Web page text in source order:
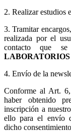
2. Realizar estudios
3.Tramitar
realizada por el
contacto que
4. Envío de la
Conforme al Art.
haber obtenido
inscripción a
ello para el envío
dicho